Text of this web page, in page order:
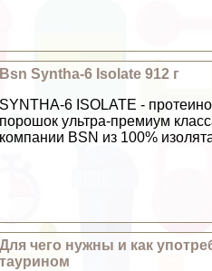
Bsn Syntha-6 Isolate 912 г
SYNTHA-6 ISOLATE -
порошок ультра-премиум
компании BSN из 100%
Для чего нужны и как
таурином